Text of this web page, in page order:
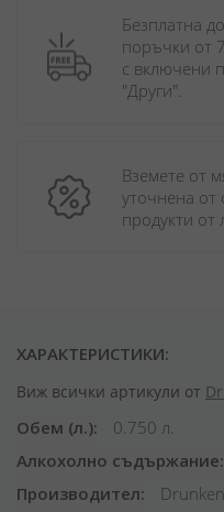
Безплатна
поръчки от
с включени
"Други".
Вземете от
уточнена
продукти от
ХАРАКТЕРИСТИКИ:
Виж всички артикули от
Обем (л.)
0.750 л.
Алкохолно съдържание
Производител